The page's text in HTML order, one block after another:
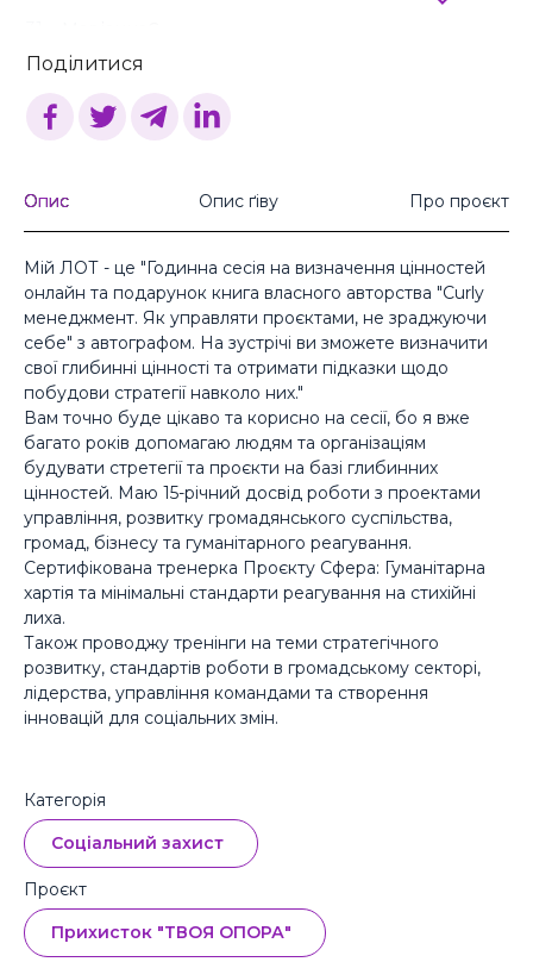
11 грудня,
11 грудня,14:48
11 грудня,
28
Катерина Саніна
03 липня,19:43
100 UAH
27
03 липня,
19:43
100 UAH
26
03 липня,19:43
25
03 липня,19:43
100 UAH
24
03 липня,19:43
100 UAH
23
Олександра Асланова
100 UAH
22
Вікторія Лапко
03 липня,19:43
100 UAH
21
Катерина Саніна
20
Катруся
03 липня,19:43
19
Єлизавета Доценко
03 липня,
18
Єлизавета Доценко
03 липня,19:43
100 UAH
Поділитися
Опис Опис ґіву Про проєкт
Мій ЛОТ - це "Годинна сесія на визначення цінностей
онлайн та подарунок книга власного авторства "Curly
менеджмент. Як управляти проєктами, не зраджуючи
себе" з автографом. На зустрічі ви зможете визначити
свої глибинні цінності та отримати підказки щодо
побудови стратегії навколо них."
Вам точно буде цікаво та корисно на сесії, бо я вже
багато років допомагаю людям та організаціям
будувати стретегії та проєкти на базі глибинних
цінностей. Маю 15-річний досвід роботи з проектами
управління, розвитку громадянського суспільства,
громад, бізнесу та гуманітарного реагування.
Сертифікована тренерка Проєкту Сфера: Гуманітарна
хартія та мінімальні стандарти реагування на стихійні
лиха.
Також проводжу тренінги на теми стратегічного
розвитку, стандартів роботи в громадському секторі,
лідерства, управління командами та створення
інновацій для соціальних змін.
Категорія
Соціальний захист
Проєкт
Прихисток "ТВОЯ ОПОРА"